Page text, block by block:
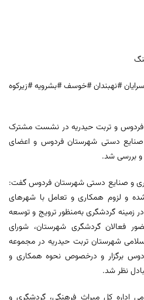
#نهبندان #خوسف #بشرویه #زیرکوه
فردوس و تربت حیدریه در نشست مشترک
صنایع‌ دستی شهرستان فردوس و اعضای
و بررسی شد.
و صنایع‌ دستی شهرستان فردوس گفت:
و لزوم همکاری و تعامل با شهرهای
زمینه گردشگری به‌منظور ترویج و توسعه
فعالان گردشگری شهرستان، شورای
شهرستان تربت حیدریه در مجموعه
برگزار و درخصوص نحوه همکاری و
نظر شد.